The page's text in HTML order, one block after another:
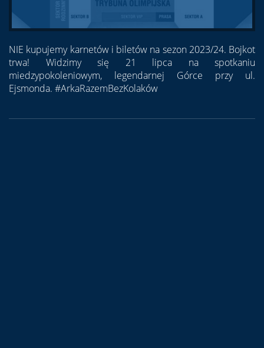
NIE kupujemy karnetów i biletów na sezon 2023/24. Bojkot
trwa! Widzimy się 21 lipca na spotkaniu
miedzypokoleniowym, legendarnej Górce przy ul.
Ejsmonda. #ArkaRazemBezKolaków